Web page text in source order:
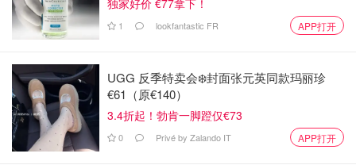
1 lookfantastic FR APP打开
UGG 反季特卖会❄️封面张元英同款玛丽珍
€61（原€140）
3.4折起！勃肯一脚蹬仅€73
0 Privé by Zalando IT APP打开